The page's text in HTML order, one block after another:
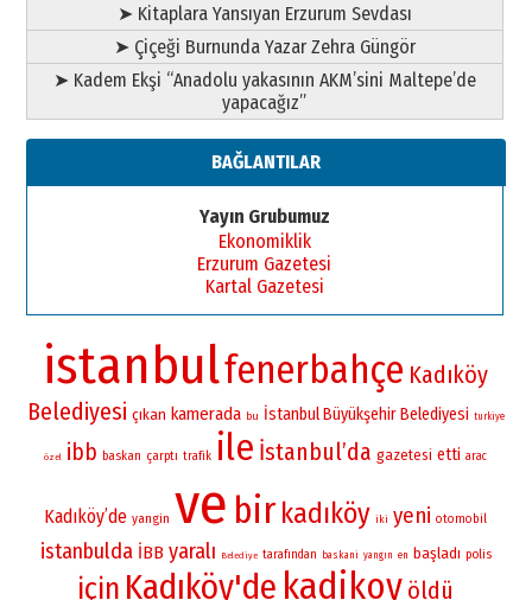
➤ Kitaplara Yansıyan Erzurum Sevdası
➤ Çiçeği Burnunda Yazar Zehra Güngör
➤ Kadem Ekşi “Anadolu yakasının AKM’sini Maltepe’de
yapacağız”
BAĞLANTILAR
Yayın Grubumuz
Ekonomiklik
Erzurum Gazetesi
Kartal Gazetesi
istanbulfenerbahçe Kadıköy
Belediyesi çıkan kamerada bu İstanbul Büyükşehir Belediyesi turkiye
özel ibb baskan çarptı trafik ile İstanbul’da gazetesi etti arac
Kadıköy’de yangin ve birkadıköy iki yeni otomobil
istanbulda İBB yaralı Belediye tarafından baskani yangın en başladı polis
için Kadıköy'de kadikoy öldü